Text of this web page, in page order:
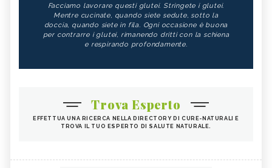
Facciamo lavorare questi glutei. Stringete i glutei.
Mentre cucinate, quando siete sedute, sotto la
doccia, quando siete in fila. Ogni occasione è buona
per contrarre i glutei, rimanendo dritti con la schiena
e respirando profondamente.
Trova Esperto
EFFETTUA UNA RICERCA NELLA DIRECTORY DI CURE-NATURALI E
TROVA IL TUO ESPERTO DI SALUTE NATURALE.